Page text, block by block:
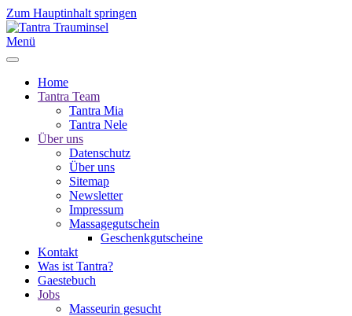
Zum Hauptinhalt springen
Menü
Home
Tantra Team
Tantra Mia
Tantra Nele
Über uns
Datenschutz
Über uns
Sitemap
Newsletter
Impressum
Massagegutschein
Geschenkgutscheine
Kontakt
Was ist Tantra?
Gaestebuch
Jobs
Masseurin gesucht